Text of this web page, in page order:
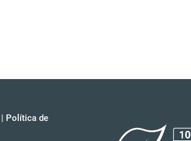
| Política de